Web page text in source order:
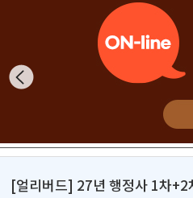
[얼리버드] 27년 행정사 1차+2